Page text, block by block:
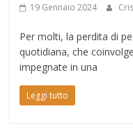
19 Gennaio 2024
Per molti, la perdita di
quotidiana, che
impegnate in una
Leggi tutto